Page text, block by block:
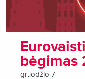
bėgimas
gruodžio 7